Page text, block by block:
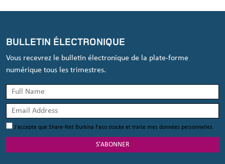
BULLETIN ÉLECTRONIQUE
Vous recevrez le bulletin électronique de la plate-forme
numérique tous les trimestres.
J'accepte que Share-Net Burkina Faso stocke et traite mes données personnelles.
S'ABONNER